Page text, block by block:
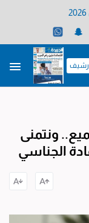
ونتمنى
الجناسي